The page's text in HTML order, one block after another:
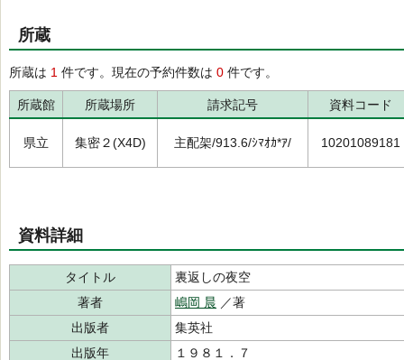
所蔵
所蔵は 1 件です。現在の予約件数は 0 件です。
所蔵館 所蔵場所 請求記号 資料コード
県立 集密２(X4D) 主配架/913.6/ｼﾏｵｶ*ｱ/ 10201089181
資料詳細
タイトル
裏返しの夜空
著者
嶋岡 晨 ／著
出版者
集英社
出版年
１９８１．７